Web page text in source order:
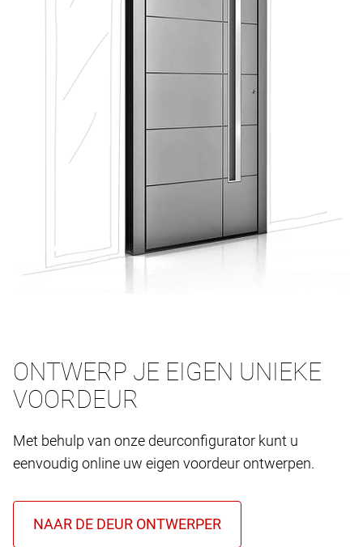
ONTWERP JE EIGEN UNIEKE
VOORDEUR
Met behulp van onze deurconfigurator kunt u
eenvoudig online uw eigen voordeur ontwerpen.